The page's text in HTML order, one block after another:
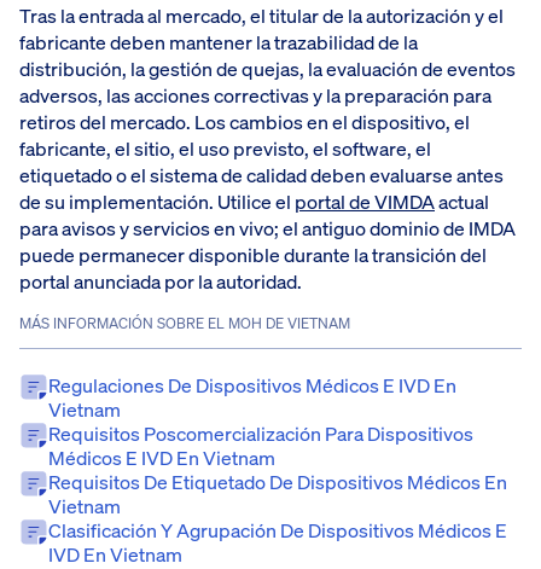
Tras la entrada al mercado, el titular de la autorización y el
fabricante deben mantener la trazabilidad de la
distribución, la gestión de quejas, la evaluación de eventos
adversos, las acciones correctivas y la preparación para
retiros del mercado. Los cambios en el dispositivo, el
fabricante, el sitio, el uso previsto, el software, el
etiquetado o el sistema de calidad deben evaluarse antes
de su implementación. Utilice el portal de VIMDAactual
para avisos y servicios en vivo; el antiguo dominio de IMDA
puede permanecer disponible durante la transición del
portal anunciada por la autoridad.
MÁS INFORMACIÓN SOBRE EL MOH DE VIETNAM
Regulaciones De Dispositivos Médicos E IVD En
Vietnam
Requisitos Poscomercialización Para Dispositivos
Médicos E IVD En Vietnam
Requisitos De Etiquetado De Dispositivos Médicos En
Vietnam
Clasificación Y Agrupación De Dispositivos Médicos E
IVD En Vietnam